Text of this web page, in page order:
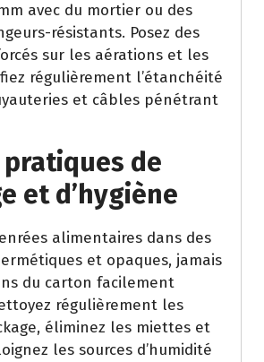
avec du mortier ou des
résistants. Posez des
sur les aérations et les
régulièrement l’étanchéité
et câbles pénétrant
de
et d’hygiène
alimentaires dans des
et opaques, jamais
du carton facilement
régulièrement les
éliminez les miettes et
les sources d’humidité